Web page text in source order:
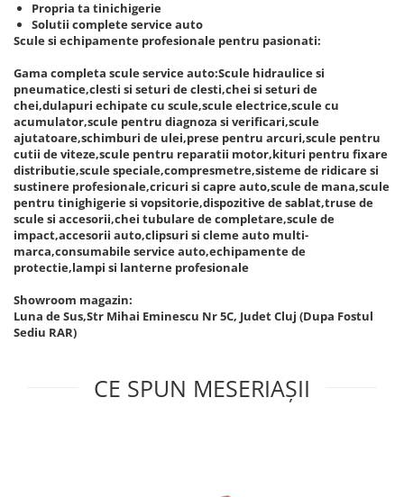
Propria ta tinichigerie
Solutii complete service auto
Scule si echipamente profesionale pentru pasionati:
Gama completa scule service auto:Scule hidraulice si
pneumatice,clesti si seturi de clesti,chei si seturi de
chei,dulapuri echipate cu scule,scule electrice,scule cu
acumulator,scule pentru diagnoza si verificari,scule
ajutatoare,schimburi de ulei,prese pentru arcuri,scule pentru
cutii de viteze,scule pentru reparatii motor,kituri pentru fixare
distributie,scule speciale,compresmetre,sisteme de ridicare si
sustinere profesionale,cricuri si capre auto,scule de mana,scule
pentru tinighigerie si vopsitorie,dispozitive de sablat,truse de
scule si accesorii,chei tubulare de completare,scule de
impact,accesorii auto,clipsuri si cleme auto multi-
marca,consumabile service auto,echipamente de
protectie,lampi si lanterne profesionale
Showroom magazin:
Luna de Sus,Str Mihai Eminescu Nr 5C, Judet Cluj (Dupa Fostul
Sediu RAR)
CE SPUN MESERIAȘII